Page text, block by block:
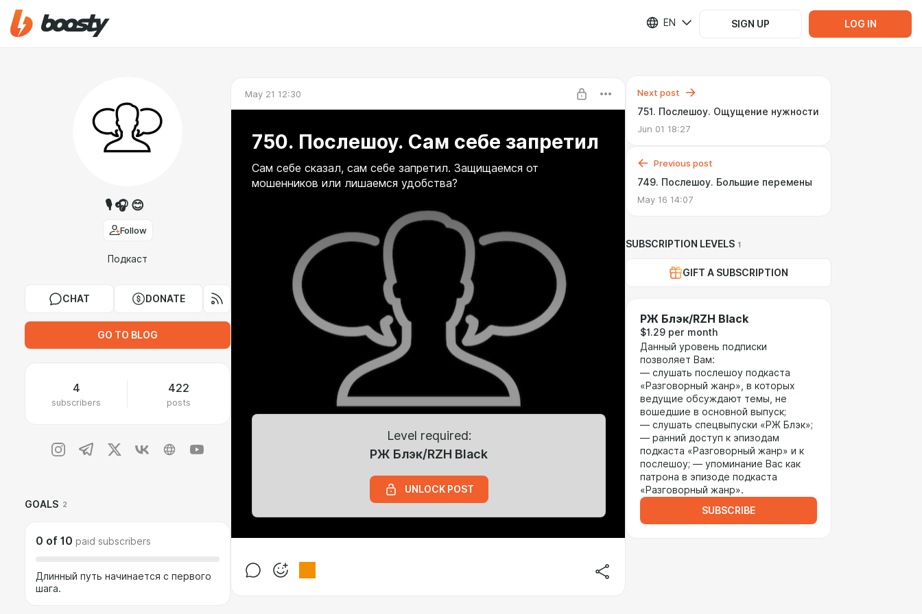
EN SIGN UP LOG IN
🎙 🎧 😊
Follow
Подкаст
CHAT DONATE
GO TO BLOG
4
subscribers
422
posts
GOALS 2
0 of 10 paid subscribers
Длинный путь начинается с первого
шага.
May 21 12:30
750. Послешоу. Сам себе запретил
Сам себе сказал, сам себе запретил. Защищаемся от
мошенников или лишаемся удобства?
Level required:
РЖ Блэк/RZH Black
UNLOCK POST
Next post
751. Послешоу. Ощущение нужности
Jun 01 18:27
Previous post
749. Послешоу. Большие перемены
May 16 14:07
SUBSCRIPTION LEVELS 1
GIFT A SUBSCRIPTION
РЖ Блэк/RZH Black
$1.29 per month
Данный уровень подписки
позволяет Вам:
— слушать послешоу подкаста
«Разговорный жанр», в которых
ведущие обсуждают темы, не
вошедшие в основной выпуск;
— слушать спецвыпуски «РЖ Блэк»;
— ранний доступ к эпизодам
подкаста «Разговорный жанр» и к
послешоу; — упоминание Вас как
патрона в эпизоде подкаста
«Разговорный жанр».
SUBSCRIBE